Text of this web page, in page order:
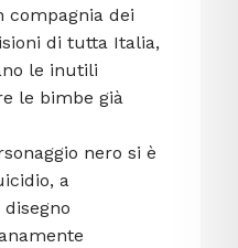
compagnia dei
di tutta Italia,
le inutili
le bimbe già
nero si è
a